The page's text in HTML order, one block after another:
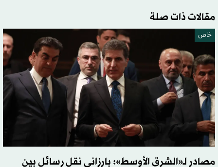
مقالات ذات صلة
خاص
مصادر لـ«الشرق الأوسط»: بارزاني نقل رسائل بين